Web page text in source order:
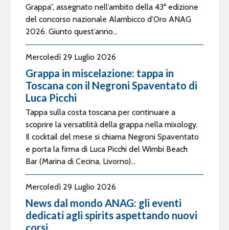
Grappa”, assegnato nell’ambito della 43ª edizione
del concorso nazionale Alambicco d’Oro ANAG
2026. Giunto quest’anno...
Mercoledì 29 Luglio 2026
Grappa in miscelazione: tappa in
Toscana con il Negroni Spaventato di
Luca Picchi
Tappa sulla costa toscana per continuare a
scoprire la versatilità della grappa nella mixology.
Il cocktail del mese si chiama Negroni Spaventato
e porta la firma di Luca Picchi del Wimbi Beach
Bar (Marina di Cecina, Livorno)...
Mercoledì 29 Luglio 2026
News dal mondo ANAG: gli eventi
dedicati agli spirits aspettando nuovi
corsi